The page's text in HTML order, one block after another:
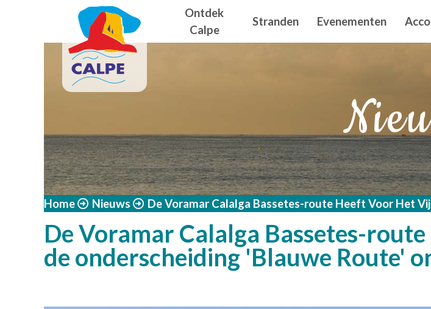
Overslaan en naar de inhoud gaan Navegación principal
Ontdek
Calpe
Stranden Evenementen
Home Nieuws De Voramar Calalga Bassetes-route Heeft Voor Het
De Voramar Calalga Bassetes-
de onderscheiding 'Blauwe Route'